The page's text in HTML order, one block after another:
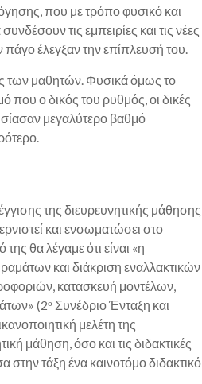
που με τρόπο φυσικό και
τις εμπειρίες και τις νέες
πάγο έλεγξαν την επίπλευσή του.
των μαθητών. Φυσικά όμως το
που ο δικός του ρυθμός, οι δικές
μεγαλύτερο βαθμό
της διευρευνητικής μάθησης
και ενσωματώσει στο
θα λέγαμε ότι είναι «η
και διάκριση εναλλακτικών
κατασκευή μοντέλων,
(2ο Συνέδριο Ένταξη και
μελέτη της
μάθηση, όσο και τις διδακτικές
τάξη ένα καινοτόμο διδακτικό